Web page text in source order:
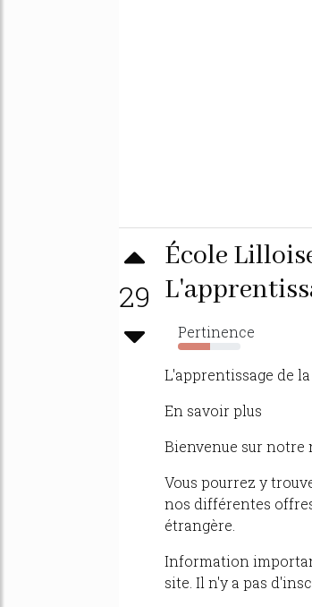
29
École
Pertinence
51%
L'apprentissage de
En savoir plus
Bienvenue sur notre
Vous pourrez y
nos différentes
étrangère.
Information
site. Il n'y a pas